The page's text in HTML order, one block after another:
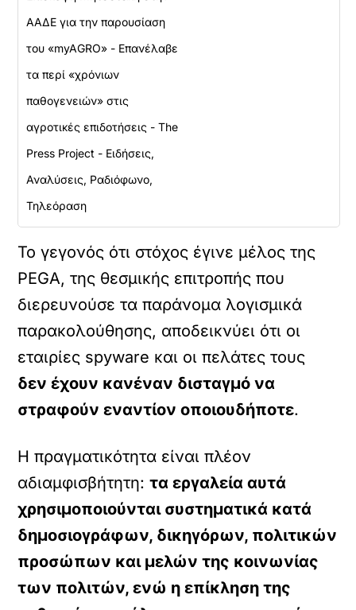
ΑΑΔΕ για την παρουσίαση
του «myAGRO» - Επανέλαβε
τα περί «χρόνιων
παθογενειών» στις
αγροτικές επιδοτήσεις - The
Press Project - Ειδήσεις,
Αναλύσεις, Ραδιόφωνο,
Τηλεόραση
Το γεγονός ότι στόχος έγινε μέλος της
PEGA, της θεσμικής επιτροπής που
διερευνούσε τα παράνομα λογισμικά
παρακολούθησης, αποδεικνύει ότι οι
εταιρίες spyware και οι πελάτες τους
δεν έχουν κανέναν δισταγμό να
στραφούν εναντίον οποιουδήποτε.
Η πραγματικότητα είναι πλέον
αδιαμφισβήτητη:τα εργαλεία αυτά
χρησιμοποιούνται συστηματικά κατά
δημοσιογράφων, δικηγόρων, πολιτικών
προσώπων και μελών της κοινωνίας
των πολιτών, ενώ η επίκληση της